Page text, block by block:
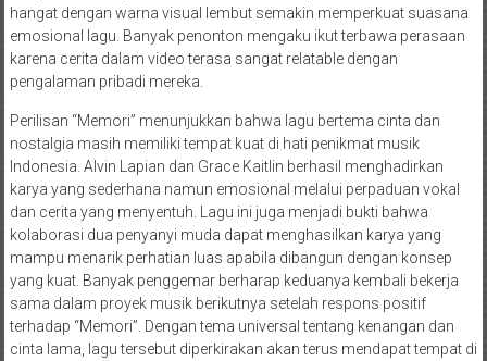
hangat dengan warna visual lembut semakin memperkuat suasana
emosional lagu. Banyak penonton mengaku ikut terbawa perasaan
karena cerita dalam video terasa sangat relatable dengan
pengalaman pribadi mereka.
Perilisan “Memori” menunjukkan bahwa lagu bertema cinta dan
nostalgia masih memiliki tempat kuat di hati penikmat musik
Indonesia. Alvin Lapian dan Grace Kaitlin berhasil menghadirkan
karya yang sederhana namun emosional melalui perpaduan vokal
dan cerita yang menyentuh. Lagu ini juga menjadi bukti bahwa
kolaborasi dua penyanyi muda dapat menghasilkan karya yang
mampu menarik perhatian luas apabila dibangun dengan konsep
yang kuat. Banyak penggemar berharap keduanya kembali bekerja
sama dalam proyek musik berikutnya setelah respons positif
terhadap “Memori”. Dengan tema universal tentang kenangan dan
cinta lama, lagu tersebut diperkirakan akan terus mendapat tempat di